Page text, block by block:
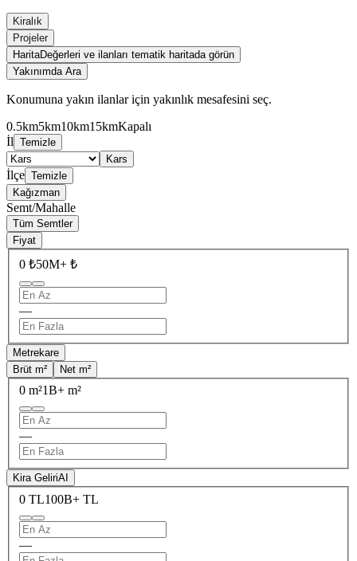
Kiralık
Projeler
HaritaDeğerleri ve ilanları tematik haritada görün
Yakınımda Ara
Konumuna yakın ilanlar için yakınlık mesafesini seç.
0.5km5km10km15kmKapalı
İl Temizle
Kars
İlçe Temizle
Kağızman
Semt/Mahalle
Tüm Semtler
Fiyat
0 ₺50M+ ₺
—
Metrekare
Brüt m²
Net m²
0 m²1B+ m²
—
Kira GeliriAI
0 TL100B+ TL
—